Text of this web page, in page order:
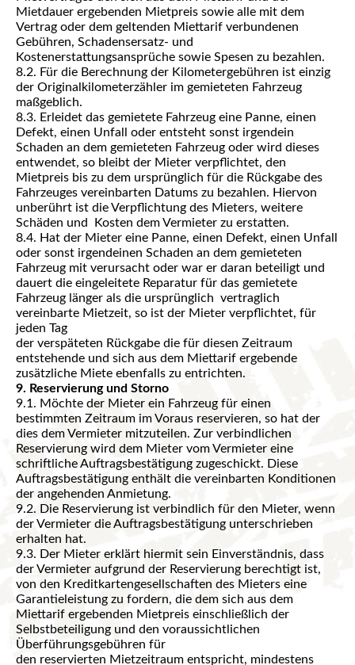
Mietdauer ergebenden Mietpreis sowie alle mit dem
Vertrag oder dem geltenden Miettarif verbundenen
Gebühren, Schadensersatz- und
Kostenerstattungsansprüche sowie Spesen zu bezahlen.
8.2. Für die Berechnung der Kilometergebühren ist einzig
der Originalkilometerzähler im gemieteten Fahrzeug
maßgeblich.
8.3. Erleidet das gemietete Fahrzeug eine Panne, einen
Defekt, einen Unfall oder entsteht sonst irgendein
Schaden an dem gemieteten Fahrzeug oder wird dieses
entwendet, so bleibt der Mieter verpflichtet, den
Mietpreis bis zu dem ursprünglich für die Rückgabe des
Fahrzeuges vereinbarten Datums zu bezahlen. Hiervon
unberührt ist die Verpflichtung des Mieters, weitere
Schäden und Kosten dem Vermieter zu erstatten.
8.4. Hat der Mieter eine Panne, einen Defekt, einen Unfall
oder sonst irgendeinen Schaden an dem gemieteten
Fahrzeug mit verursacht oder war er daran beteiligt und
dauert die eingeleitete Reparatur für das gemietete
Fahrzeug länger als die ursprünglich vertraglich
vereinbarte Mietzeit, so ist der Mieter verpflichtet, für
jeden Tag
der verspäteten Rückgabe die für diesen Zeitraum
entstehende und sich aus dem Miettarif ergebende
zusätzliche Miete ebenfalls zu entrichten.
9. Reservierung und Storno
9.1. Möchte der Mieter ein Fahrzeug für einen
bestimmten Zeitraum im Voraus reservieren, so hat der
dies dem Vermieter mitzuteilen. Zur verbindlichen
Reservierung wird dem Mieter vom Vermieter eine
schriftliche Auftragsbestätigung zugeschickt. Diese
Auftragsbestätigung enthält die vereinbarten Konditionen
der angehenden Anmietung.
9.2. Die Reservierung ist verbindlich für den Mieter, wenn
der Vermieter die Auftragsbestätigung unterschrieben
erhalten hat.
9.3. Der Mieter erklärt hiermit sein Einverständnis, dass
der Vermieter aufgrund der Reservierung berechtigt ist,
von den Kreditkartengesellschaften des Mieters eine
Garantieleistung zu fordern, die dem sich aus dem
Miettarif ergebenden Mietpreis einschließlich der
Selbstbeteiligung und den voraussichtlichen
Überführungsgebühren für
den reservierten Mietzeitraum entspricht, mindestens